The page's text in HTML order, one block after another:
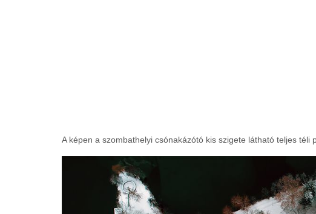
A képen a szombathelyi csónakázótó kis szigete látható teljes téli